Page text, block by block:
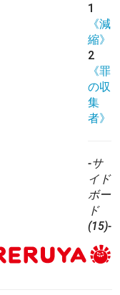
1
《減
縮》
2
《罪
の収
集
者》
-サ
イド
ボー
ド
(15)-